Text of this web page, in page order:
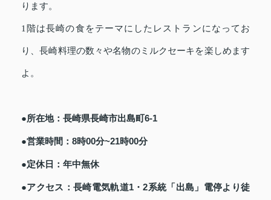
ります。
1階は長崎の食をテーマにしたレストランになってお
り、長崎料理の数々や名物のミルクセーキを楽しめます
よ。
●所在地：長崎県長崎市出島町6-1
●営業時間：8時00分~21時00分
●定休日：年中無休
●アクセス：長崎電気軌道1・2系統「出島」電停より徒